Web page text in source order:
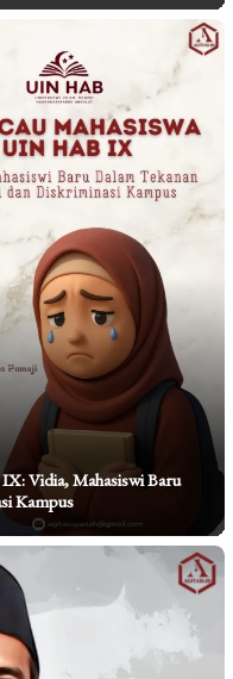
Vidia, Mahasiswi Baru
Kampus